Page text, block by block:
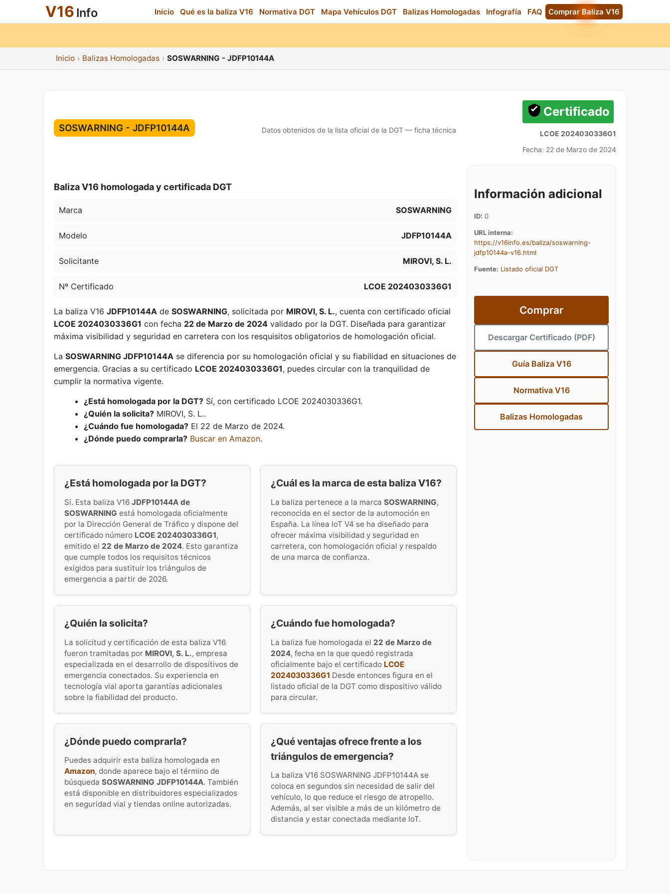
V16 Info Inicio Qué es la baliza V16 Normativa DGT Mapa Vehículos DGT Balizas Homologadas Infografía FAQ Comprar Baliza V16
Inicio Balizas Homologadas SOSWARNING - JDFP10144A
SOSWARNING - JDFP10144A Datos obtenidos de la lista oficial de la DGT — ficha técnica
Certificado
LCOE 2024030336G1
Fecha: 22 de Marzo de 2024
Baliza V16 homologada y certificada DGT
Marca SOSWARNING
Modelo JDFP10144A
Solicitante MIROVI, S. L.
Nº Certificado LCOE 2024030336G1
La baliza V16 JDFP10144A de SOSWARNING, solicitada por MIROVI, S. L., cuenta con certificado oficial
LCOE 2024030336G1 con fecha 22 de Marzo de 2024 validado por la DGT. Diseñada para garantizar
máxima visibilidad y seguridad en carretera con los resquisitos obligatorios de homologación oficial.
La SOSWARNING JDFP10144A se diferencia por su homologación oficial y su fiabilidad en situaciones de
emergencia. Gracias a su certificado LCOE 2024030336G1, puedes circular con la tranquilidad de
cumplir la normativa vigente.
¿Está homologada por la DGT? Sí, con certificado LCOE 2024030336G1.
¿Quién la solicita? MIROVI, S. L..
¿Cuándo fue homologada? El 22 de Marzo de 2024.
¿Dónde puedo comprarla? Buscar en Amazon.
¿Está homologada por la DGT?
Sí. Esta baliza V16 JDFP10144A de
SOSWARNING está homologada oficialmente
por la Dirección General de Tráfico y dispone del
certificado número LCOE 2024030336G1,
emitido el 22 de Marzo de 2024. Esto garantiza
que cumple todos los requisitos técnicos
exigidos para sustituir los triángulos de
emergencia a partir de 2026.
¿Cuál es la marca de esta baliza V16?
La baliza pertenece a la marca SOSWARNING,
reconocida en el sector de la automoción en
España. La línea IoT V4 se ha diseñado para
ofrecer máxima visibilidad y seguridad en
carretera, con homologación oficial y respaldo
de una marca de confianza.
¿Quién la solicita?
La solicitud y certificación de esta baliza V16
fueron tramitadas por MIROVI, S. L., empresa
especializada en el desarrollo de dispositivos de
emergencia conectados. Su experiencia en
tecnología vial aporta garantías adicionales
sobre la fiabilidad del producto.
¿Cuándo fue homologada?
La baliza fue homologada el 22 de Marzo de
2024, fecha en la que quedó registrada
oficialmente bajo el certificado LCOE
2024030336G1 Desde entonces figura en el
listado oficial de la DGT como dispositivo válido
para circular.
¿Dónde puedo comprarla?
Puedes adquirir esta baliza homologada en
Amazon, donde aparece bajo el término de
búsqueda SOSWARNING JDFP10144A. También
está disponible en distribuidores especializados
en seguridad vial y tiendas online autorizadas.
¿Qué ventajas ofrece frente a los
triángulos de emergencia?
La baliza V16 SOSWARNING JDFP10144A se
coloca en segundos sin necesidad de salir del
vehículo, lo que reduce el riesgo de atropello.
Además, al ser visible a más de un kilómetro de
distancia y estar conectada mediante IoT.
Información adicional
ID: 0
URL interna:
https://v16info.es/baliza/soswarning-
jdfp10144a-v16.html
Fuente: Listado oficial DGT
Comprar
Descargar Certificado (PDF)
Guía Baliza V16
Normativa V16
Balizas Homologadas